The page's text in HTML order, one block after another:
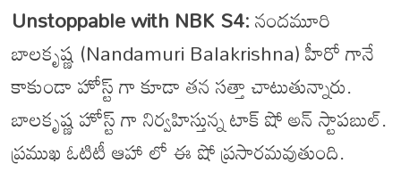
Unstoppable with NBK S4:నందమూరి
బాలకృష్ణ (Nandamuri Balakrishna) హీరో గానే
కాకుండా హోస్ట్ గా కూడా తన సత్తా చాటుతున్నారు.
బాలకృష్ణ హోస్ట్ గా నిర్వహిస్తున్న టాక్ షో అన్ స్టాపబుల్.
ప్రముఖ ఓటిటీ ఆహా లో ఈ షో ప్రసారమవుతుంది.